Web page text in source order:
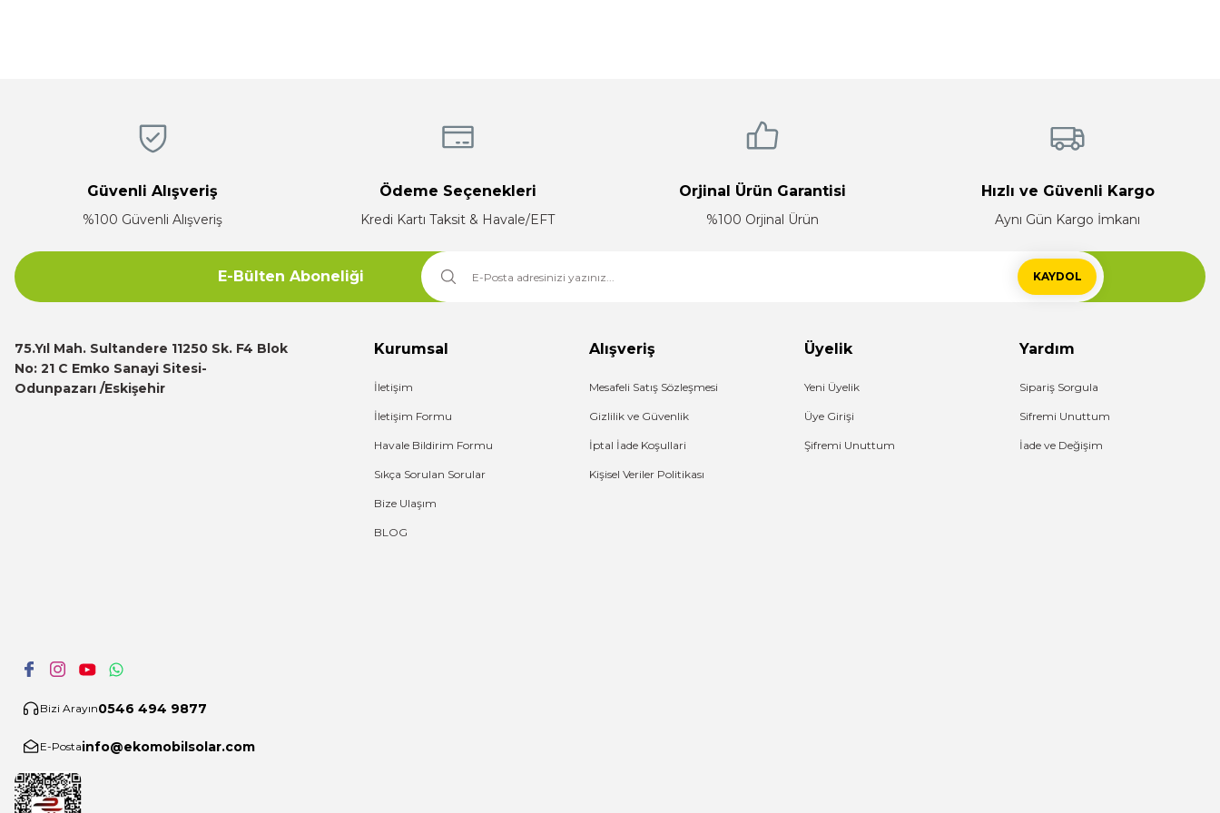
Bu ürüne benzer farklı alternatifler olmalı.
Çok ilgili firma fiyatları uygun.
E... K... | 10/07/2024
Güvenli Alışveriş
%100 Güvenli Alışveriş
Ödeme Seçenekleri
Kredi Kartı Taksit & Havale/EFT
Orjinal Ürün Garantisi
%100 Orjinal Ürün
Hızlı ve Güvenli Kargo
Aynı Gün Kargo İmkanı
E-Bülten Aboneliği KAYDOL
75.Yıl Mah. Sultandere 11250 Sk. F4 Blok
No: 21 C Emko Sanayi Sitesi-
Odunpazarı /Eskişehir
Bizi Arayın0546 494 9877
E-Postainfo@ekomobilsolar.com
Kurumsal
İletişim
İletişim Formu
Havale Bildirim Formu
Sıkça Sorulan Sorular
Bize Ulaşım
BLOG
Alışveriş
Mesafeli Satış Sözleşmesi
Gizlilik ve Güvenlik
İptal İade Koşullari
Kişisel Veriler Politikası
Üyelik
Yeni Üyelik
Üye Girişi
Şifremi Unuttum
Yardım
Sipariş Sorgula
Sifremi Unuttum
İade ve Değişim